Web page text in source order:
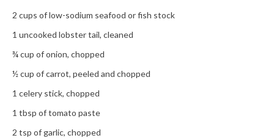
2 cups of low-sodium seafood or fish stock
1 uncooked lobster tail, cleaned
¾ cup of onion, chopped
½ cup of carrot, peeled and chopped
1 celery stick, chopped
1 tbsp of tomato paste
2 tsp of garlic, chopped